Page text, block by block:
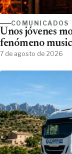
COMUNICADOS
Unos jóvenes
fenómeno
7 de agosto de 2026